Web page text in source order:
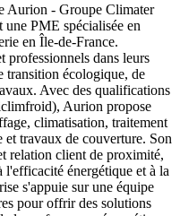
Aurion - Groupe Climater
PME spécialisée en
en Île-de-France.
professionnels dans leurs
transition écologique, de
Avec des qualifications
Aurion propose
climatisation, traitement
travaux de couverture. Son
relation client de proximité,
l'efficacité énergétique et à la
s'appuie sur une équipe
pour offrir des solutions